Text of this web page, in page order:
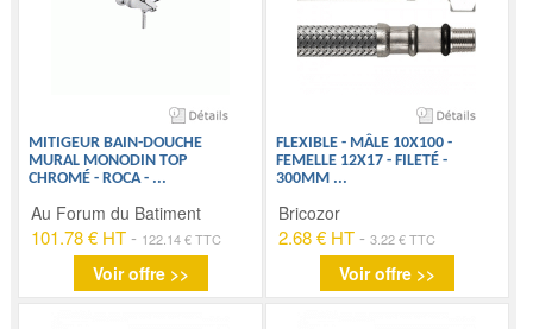
MITIGEUR BAIN-DOUCHE
MURAL MONODIN TOP
CHROMÉ - ROCA - ...
Au Forum du Batiment
101.78 € HT - 122.14 € TTC
Voir offre >>
FLEXIBLE - MÂLE 10X100 -
FEMELLE 12X17 - FILETÉ -
300MM ...
Bricozor
2.68 € HT- 3.22 € TTC
Voir offre >>